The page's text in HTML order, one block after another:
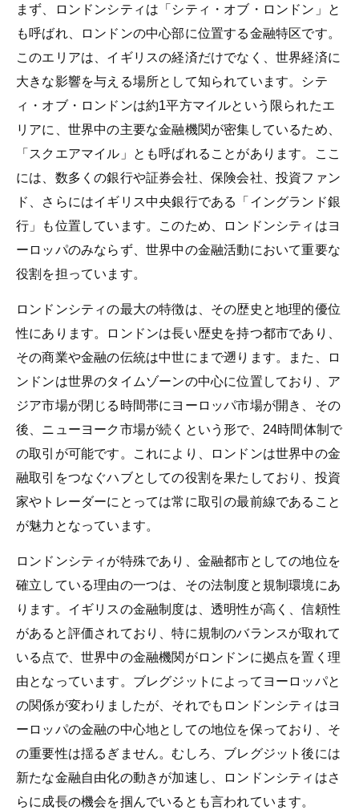
まず、ロンドンシティは「シティ・オブ・ロンドン」と
も呼ばれ、ロンドンの中心部に位置する金融特区です。
このエリアは、イギリスの経済だけでなく、世界経済に
大きな影響を与える場所として知られています。シテ
ィ・オブ・ロンドンは約1平方マイルという限られたエ
リアに、世界中の主要な金融機関が密集しているため、
「スクエアマイル」とも呼ばれることがあります。ここ
には、数多くの銀行や証券会社、保険会社、投資ファン
ド、さらにはイギリス中央銀行である「イングランド銀
行」も位置しています。このため、ロンドンシティはヨ
ーロッパのみならず、世界中の金融活動において重要な
役割を担っています。
ロンドンシティの最大の特徴は、その歴史と地理的優位
性にあります。ロンドンは長い歴史を持つ都市であり、
その商業や金融の伝統は中世にまで遡ります。また、ロ
ンドンは世界のタイムゾーンの中心に位置しており、ア
ジア市場が閉じる時間帯にヨーロッパ市場が開き、その
後、ニューヨーク市場が続くという形で、24時間体制で
の取引が可能です。これにより、ロンドンは世界中の金
融取引をつなぐハブとしての役割を果たしており、投資
家やトレーダーにとっては常に取引の最前線であること
が魅力となっています。
ロンドンシティが特殊であり、金融都市としての地位を
確立している理由の一つは、その法制度と規制環境にあ
ります。イギリスの金融制度は、透明性が高く、信頼性
があると評価されており、特に規制のバランスが取れて
いる点で、世界中の金融機関がロンドンに拠点を置く理
由となっています。ブレグジットによってヨーロッパと
の関係が変わりましたが、それでもロンドンシティはヨ
ーロッパの金融の中心地としての地位を保っており、そ
の重要性は揺るぎません。むしろ、ブレグジット後には
新たな金融自由化の動きが加速し、ロンドンシティはさ
らに成長の機会を掴んでいるとも言われています。